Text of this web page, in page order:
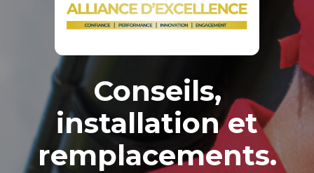
Conseils,
installation et
remplacements.